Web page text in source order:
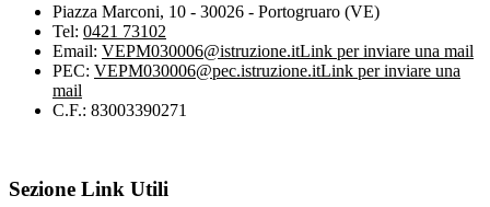
Piazza Marconi, 10 - 30026 - Portogruaro (VE)
Tel: 0421 73102
Email: VEPM030006@istruzione.itLink per inviare una mail
PEC: VEPM030006@pec.istruzione.itLink per inviare una
mail
C.F.: 83003390271
Sezione Link Utili